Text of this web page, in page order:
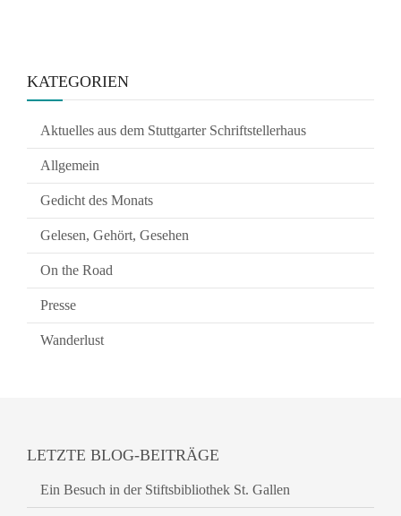
KATEGORIEN
Aktuelles aus dem Stuttgarter Schriftstellerhaus
Allgemein
Gedicht des Monats
Gelesen, Gehört, Gesehen
On the Road
Presse
Wanderlust
LETZTE BLOG-BEITRÄGE
Ein Besuch in der Stiftsbibliothek St. Gallen